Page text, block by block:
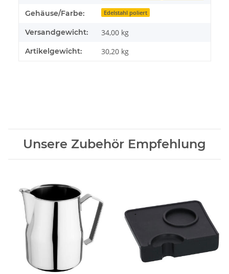
Gehäuse/Farbe: Edelstahl poliert
Versandgewicht: 34,00 kg
Artikelgewicht: 30,20 kg
Unsere Zubehör Empfehlung